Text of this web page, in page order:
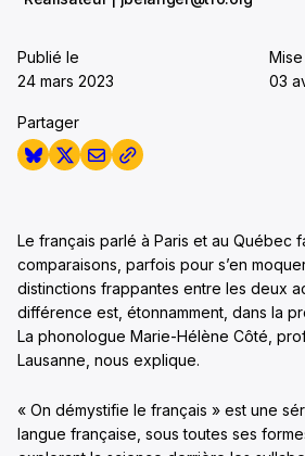
Publié le
24 mars 2023
03
Partager
Le français parlé à Paris et au Québec
comparaisons, parfois pour s’en
distinctions frappantes entre les deux
différence est, étonnamment, dans la
La phonologue Marie-Hélène Côté,
Lausanne, nous explique.
« On démystifie le français » est une
langue française, sous toutes ses